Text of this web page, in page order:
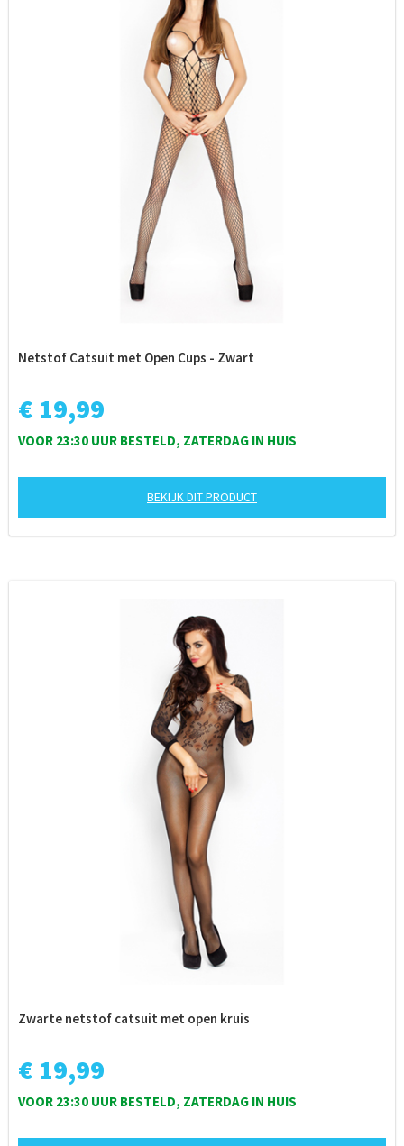
Netstof Catsuit met Open Cups - Zwart
€ 19,99
VOOR 23:30 UUR BESTELD, ZATERDAG IN HUIS
BEKIJK DIT PRODUCT
Zwarte netstof catsuit met open kruis
€ 19,99
VOOR 23:30 UUR BESTELD, ZATERDAG IN HUIS